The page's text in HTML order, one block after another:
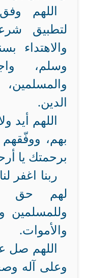
اللهم
لتطبيق
والاهتداء
وسلم،
الدين.
اللهم أيد
بهم، ووفّقهم
برحمتك يا
ربنا اغفر
لهم حق
وللمسلمين
والأموات.
اللهم
وعلى آله